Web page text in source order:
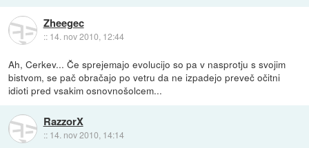
Zheegec
:: 14. nov 2010, 12:44
Ah, Cerkev... Če sprejemajo evolucijo so pa v nasprotju s svojim
bistvom, se pač obračajo po vetru da ne izpadejo preveč očitni
idioti pred vsakim osnovnošolcem...
RazzorX
:: 14. nov 2010, 14:14